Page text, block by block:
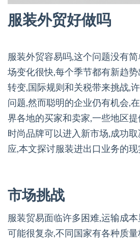
服装外贸好做吗
服装外贸容易吗,这个问题没有
场变化很快,每个季节都有新趋
转变,国际规则和关税带来挑战,
问题,然而聪明的企业仍有机会,
界各地的买家和卖家,一些地区
时尚品牌可以进入新市场,成功
应,本文探讨服装进出口业务的现
市场挑战
服装贸易面临许多困难,运输成
可能很复杂,不同国家有各种质